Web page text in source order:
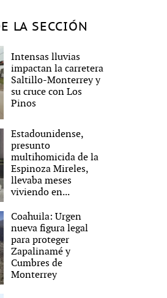
LA SECCIÓN
Intensas lluvias
impactan la carretera
Saltillo-Monterrey y
su cruce con Los
Pinos
Estadounidense,
presunto
multihomicida de la
Espinoza Mireles,
llevaba meses
viviendo en...
Coahuila: Urgen
nueva figura legal
para proteger
Zapalinamé y
Cumbres de
Monterrey